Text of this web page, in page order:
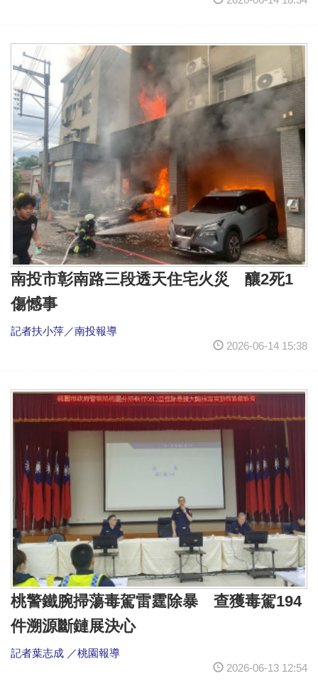
南投市彰南路三段透天住宅火災 釀2死1
傷憾事
記者扶小萍／南投報導
2026-06-14 15:38
桃警鐵腕掃蕩毒駕雷霆除暴 查獲毒駕194
件溯源斷鏈展決心
記者葉志成 ／桃園報導
2026-06-13 12:54